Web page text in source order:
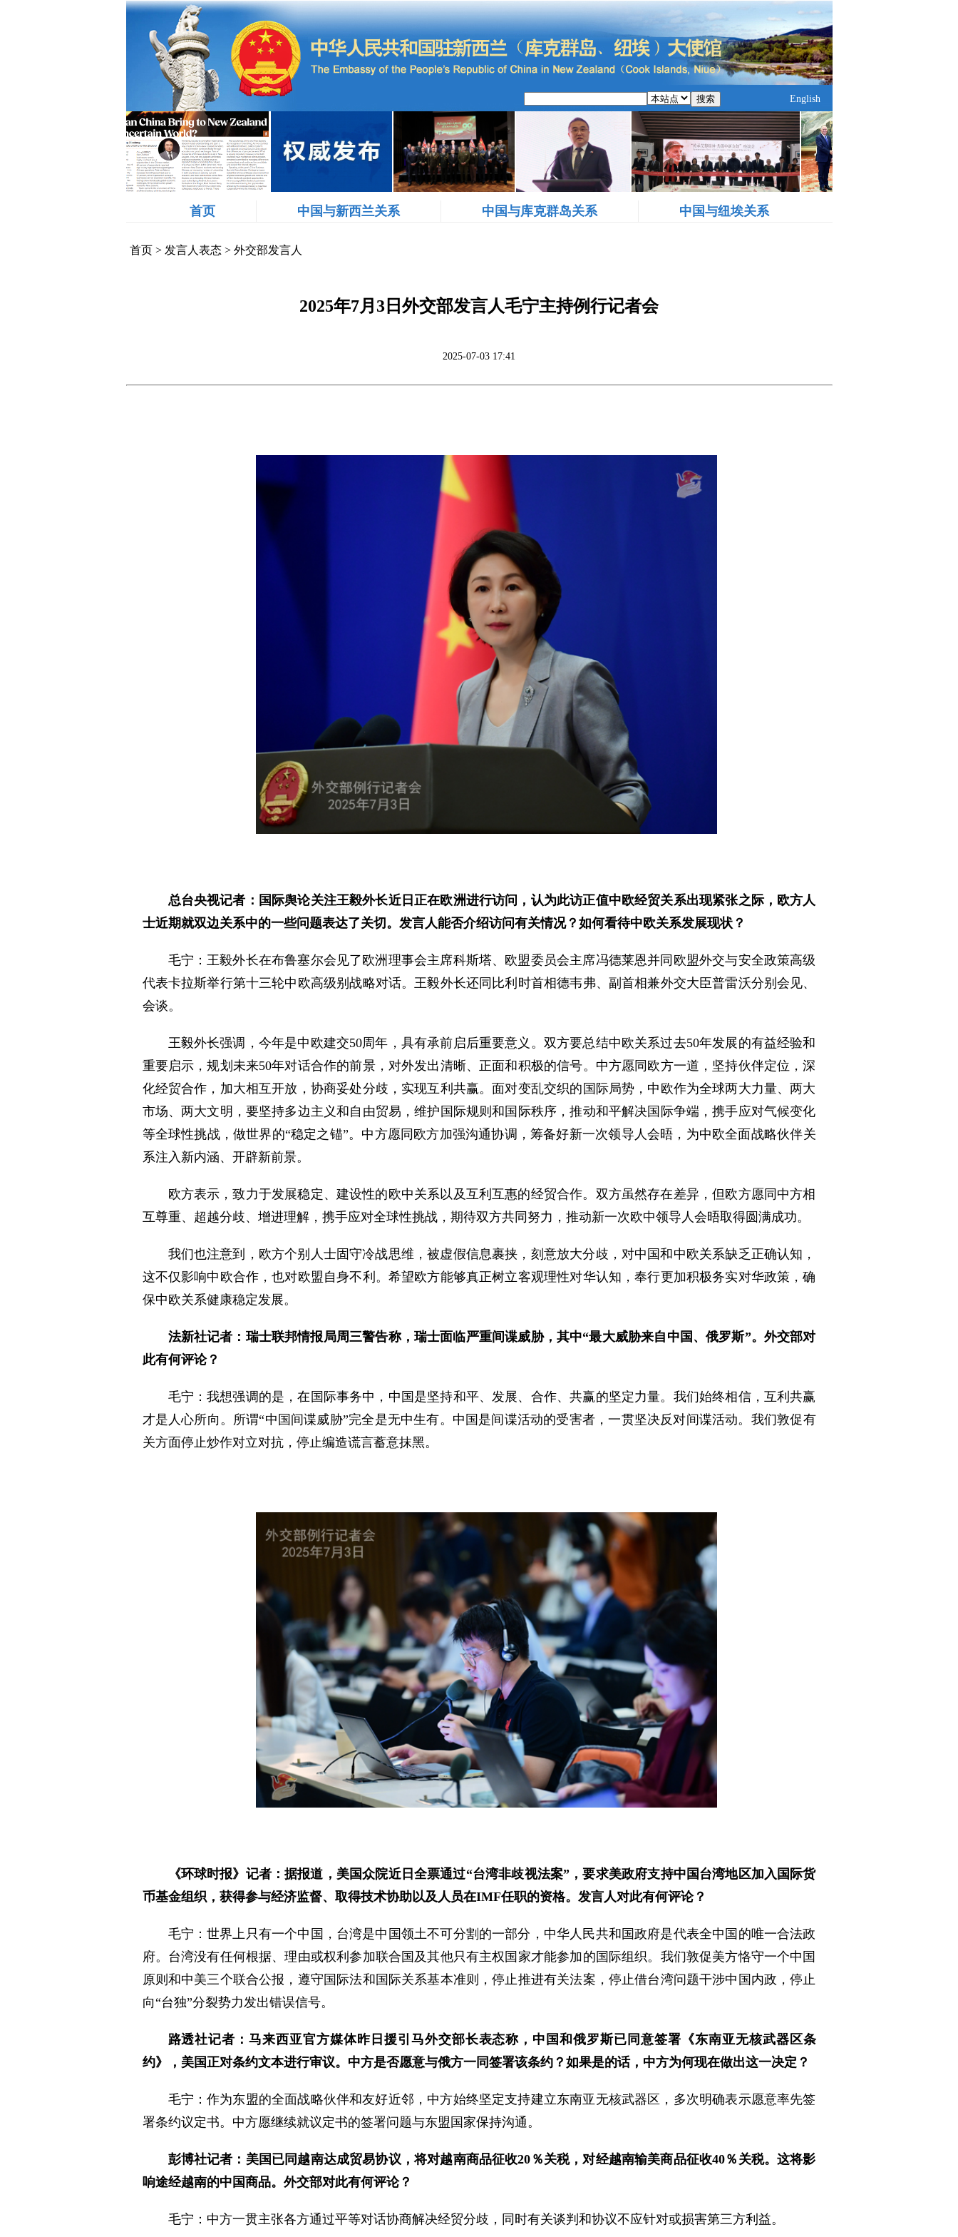
搜索 English
首页 中国与新西兰关系 中国与库克群岛关系 中国与纽埃关系
首页> 发言人表态> 外交部发言人
2025年7月3日外交部发言人毛宁主持例行记者会
2025-07-03 17:41
总台央视记者：国际舆论关注王毅外长近日正在欧洲进行访问，认为此访正值中欧经贸关系出现紧张之际，欧方人
士近期就双边关系中的一些问题表达了关切。发言人能否介绍访问有关情况？如何看待中欧关系发展现状？
毛宁：王毅外长在布鲁塞尔会见了欧洲理事会主席科斯塔、欧盟委员会主席冯德莱恩并同欧盟外交与安全政策高级
代表卡拉斯举行第十三轮中欧高级别战略对话。王毅外长还同比利时首相德韦弗、副首相兼外交大臣普雷沃分别会见、
会谈。
王毅外长强调，今年是中欧建交50周年，具有承前启后重要意义。双方要总结中欧关系过去50年发展的有益经验和
重要启示，规划未来50年对话合作的前景，对外发出清晰、正面和积极的信号。中方愿同欧方一道，坚持伙伴定位，深
化经贸合作，加大相互开放，协商妥处分歧，实现互利共赢。面对变乱交织的国际局势，中欧作为全球两大力量、两大
市场、两大文明，要坚持多边主义和自由贸易，维护国际规则和国际秩序，推动和平解决国际争端，携手应对气候变化
等全球性挑战，做世界的“稳定之锚”。中方愿同欧方加强沟通协调，筹备好新一次领导人会晤，为中欧全面战略伙伴关
系注入新内涵、开辟新前景。
欧方表示，致力于发展稳定、建设性的欧中关系以及互利互惠的经贸合作。双方虽然存在差异，但欧方愿同中方相
互尊重、超越分歧、增进理解，携手应对全球性挑战，期待双方共同努力，推动新一次欧中领导人会晤取得圆满成功。
我们也注意到，欧方个别人士固守冷战思维，被虚假信息裹挟，刻意放大分歧，对中国和中欧关系缺乏正确认知，
这不仅影响中欧合作，也对欧盟自身不利。希望欧方能够真正树立客观理性对华认知，奉行更加积极务实对华政策，确
保中欧关系健康稳定发展。
法新社记者：瑞士联邦情报局周三警告称，瑞士面临严重间谍威胁，其中“最大威胁来自中国、俄罗斯”。外交部对
此有何评论？
毛宁：我想强调的是，在国际事务中，中国是坚持和平、发展、合作、共赢的坚定力量。我们始终相信，互利共赢
才是人心所向。所谓“中国间谍威胁”完全是无中生有。中国是间谍活动的受害者，一贯坚决反对间谍活动。我们敦促有
关方面停止炒作对立对抗，停止编造谎言蓄意抹黑。
《环球时报》记者：据报道，美国众院近日全票通过“台湾非歧视法案”，要求美政府支持中国台湾地区加入国际货
币基金组织，获得参与经济监督、取得技术协助以及人员在IMF任职的资格。发言人对此有何评论？
毛宁：世界上只有一个中国，台湾是中国领土不可分割的一部分，中华人民共和国政府是代表全中国的唯一合法政
府。台湾没有任何根据、理由或权利参加联合国及其他只有主权国家才能参加的国际组织。我们敦促美方恪守一个中国
原则和中美三个联合公报，遵守国际法和国际关系基本准则，停止推进有关法案，停止借台湾问题干涉中国内政，停止
向“台独”分裂势力发出错误信号。
路透社记者：马来西亚官方媒体昨日援引马外交部长表态称，中国和俄罗斯已同意签署《东南亚无核武器区条
约》，美国正对条约文本进行审议。中方是否愿意与俄方一同签署该条约？如果是的话，中方为何现在做出这一决定？
毛宁：作为东盟的全面战略伙伴和友好近邻，中方始终坚定支持建立东南亚无核武器区，多次明确表示愿意率先签
署条约议定书。中方愿继续就议定书的签署问题与东盟国家保持沟通。
彭博社记者：美国已同越南达成贸易协议，将对越南商品征收20％关税，对经越南输美商品征收40％关税。这将影
响途经越南的中国商品。外交部对此有何评论？
毛宁：中方一贯主张各方通过平等对话协商解决经贸分歧，同时有关谈判和协议不应针对或损害第三方利益。